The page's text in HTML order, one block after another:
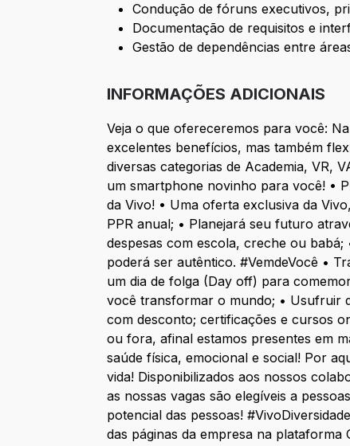
Condução de fóruns executivos,
Documentação de requisitos e
Gestão de dependências entre
INFORMAÇÕES ADICIONAIS
Veja o que ofereceremos para você:
excelentes benefícios, mas também
diversas categorias de Academia, VR,
um smartphone novinho para você! •
da Vivo! • Uma oferta exclusiva da
PPR anual; • Planejará seu futuro
despesas com escola, creche ou
poderá ser autêntico. #VemdeVocê •
um dia de folga (Day off) para
você transformar o mundo; • Usufruir
com desconto; certificações e cursos
ou fora, afinal estamos presentes em
saúde física, emocional e social! Por
vida! Disponibilizados aos nossos
as nossas vagas são elegíveis a
potencial das pessoas!
das páginas da empresa na plataforma